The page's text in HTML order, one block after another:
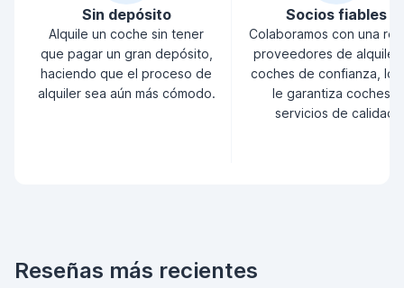
Sin depósito
Alquile un coche sin tener
que pagar un gran depósito,
haciendo que el proceso de
alquiler sea aún más cómodo.
Socios fiables
Colaboramos con una
proveedores de alquiler
coches de confianza, lo
le garantiza coches y
servicios de calidad.
Reseñas más recientes